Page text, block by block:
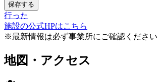
保存する
行った
施設の公式HPはこちら
※最新情報は必ず事業所にご確認ください
地図・アクセス